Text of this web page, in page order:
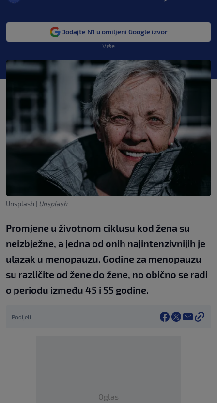
Dodajte N1 u omiljeni Google izvor
Više
Unsplash | Unsplash
Promjene u životnom ciklusu kod žena su
neizbježne, a jedna od onih najintenzivnijih je
ulazak u menopauzu. Godine za menopauzu
su različite od žene do žene, no obično se radi
o periodu između 45 i 55 godine.
Podijeli
Oglas